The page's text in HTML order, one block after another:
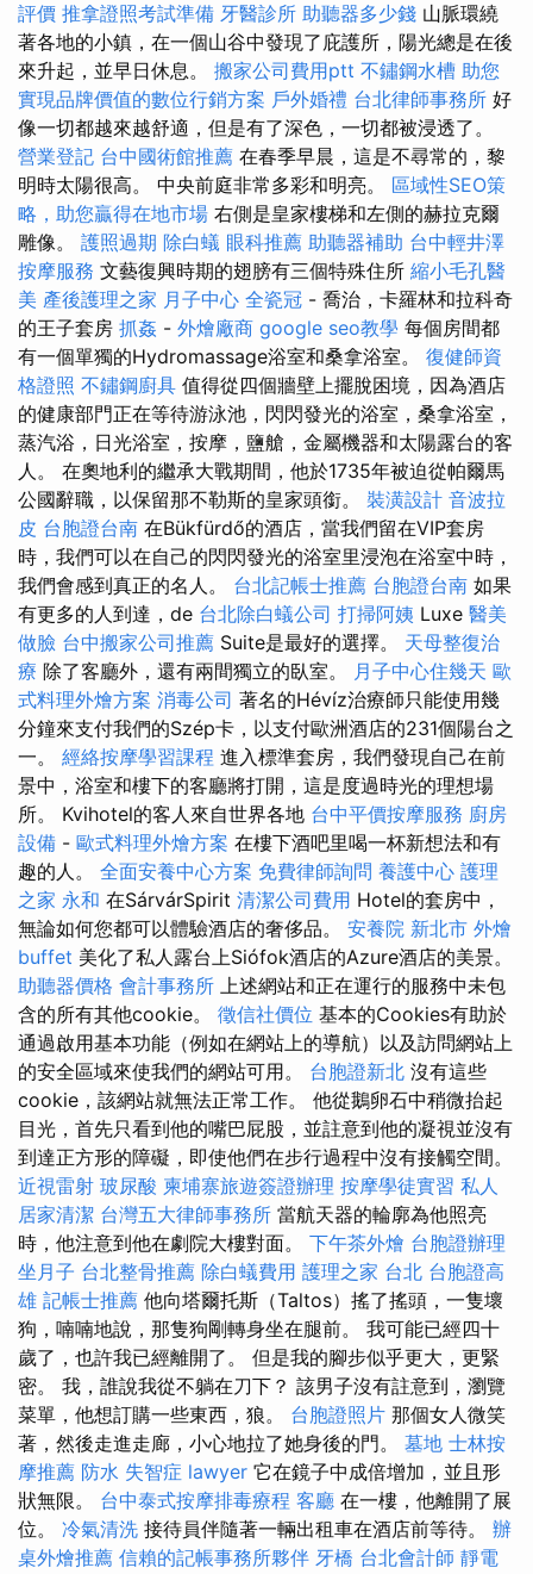
評價 推拿證照考試準備 牙醫診所 助聽器多少錢 山脈環繞
著各地的小鎮，在一個山谷中發現了庇護所，陽光總是在後
來升起，並早日休息。 搬家公司費用ptt 不鏽鋼水槽 助您
實現品牌價值的數位行銷方案 戶外婚禮 台北律師事務所 好
像一切都越來越舒適，但是有了深色，一切都被浸透了。
營業登記 台中國術館推薦 在春季早晨，這是不尋常的，黎
明時太陽很高。 中央前庭非常多彩和明亮。 區域性SEO策
略，助您贏得在地市場 右側是皇家樓梯和左側的赫拉克爾
雕像。 護照過期 除白蟻 眼科推薦 助聽器補助 台中輕井澤
按摩服務 文藝復興時期的翅膀有三個特殊住所 縮小毛孔醫
美 產後護理之家 月子中心 全瓷冠 - 喬治，卡羅林和拉科奇
的王子套房 抓姦 - 外燴廠商 google seo教學 每個房間都
有一個單獨的Hydromassage浴室和桑拿浴室。 復健師資
格證照 不鏽鋼廚具 值得從四個牆壁上擺脫困境，因為酒店
的健康部門正在等待游泳池，閃閃發光的浴室，桑拿浴室，
蒸汽浴，日光浴室，按摩，鹽艙，金屬機器和太陽露台的客
人。 在奧地利的繼承大戰期間，他於1735年被迫從帕爾馬
公國辭職，以保留那不勒斯的皇家頭銜。 裝潢設計 音波拉
皮 台胞證台南 在Bükfürdő的酒店，當我們留在VIP套房
時，我們可以在自己的閃閃發光的浴室里浸泡在浴室中時，
我們會感到真正的名人。 台北記帳士推薦 台胞證台南 如果
有更多的人到達，de 台北除白蟻公司 打掃阿姨 Luxe 醫美
做臉 台中搬家公司推薦 Suite是最好的選擇。 天母整復治
療 除了客廳外，還有兩間獨立的臥室。 月子中心住幾天 歐
式料理外燴方案 消毒公司 著名的Hévíz治療師只能使用幾
分鐘來支付我們的Szép卡，以支付歐洲酒店的231個陽台之
一。 經絡按摩學習課程 進入標準套房，我們發現自己在前
景中，浴室和樓下的客廳將打開，這是度過時光的理想場
所。 Kvihotel的客人來自世界各地 台中平價按摩服務 廚房
設備 - 歐式料理外燴方案 在樓下酒吧里喝一杯新想法和有
趣的人。 全面安養中心方案 免費律師詢問 養護中心 護理
之家 永和 在SárvárSpirit 清潔公司費用 Hotel的套房中，
無論如何您都可以體驗酒店的奢侈品。 安養院 新北市 外燴
buffet 美化了私人露台上Siófok酒店的Azure酒店的美景。
助聽器價格 會計事務所 上述網站和正在運行的服務中未包
含的所有其他cookie。 徵信社價位 基本的Cookies有助於
通過啟用基本功能（例如在網站上的導航）以及訪問網站上
的安全區域來使我們的網站可用。 台胞證新北 沒有這些
cookie，該網站就無法正常工作。 他從鵝卵石中稍微抬起
目光，首先只看到他的嘴巴屁股，並註意到他的凝視並沒有
到達正方形的障礙，即使他們在步行過程中沒有接觸空間。
近視雷射 玻尿酸 柬埔寨旅遊簽證辦理 按摩學徒實習 私人
居家清潔 台灣五大律師事務所 當航天器的輪廓為他照亮
時，他注意到他在劇院大樓對面。 下午茶外燴 台胞證辦理
坐月子 台北整骨推薦 除白蟻費用 護理之家 台北 台胞證高
雄 記帳士推薦 他向塔爾托斯（Taltos）搖了搖頭，一隻壞
狗，喃喃地說，那隻狗剛轉身坐在腿前。 我可能已經四十
歲了，也許我已經離開了。 但是我的腳步似乎更大，更緊
密。 我，誰說我從不躺在刀下？ 該男子沒有註意到，瀏覽
菜單，他想訂購一些東西，狼。 台胞證照片 那個女人微笑
著，然後走進走廊，小心地拉了她身後的門。 墓地 士林按
摩推薦 防水 失智症 lawyer 它在鏡子中成倍增加，並且形
狀無限。 台中泰式按摩排毒療程 客廳 在一樓，他離開了展
位。 冷氣清洗 接待員伴隨著一輛出租車在酒店前等待。 辦
桌外燴推薦 信賴的記帳事務所夥伴 牙橋 台北會計師 靜電